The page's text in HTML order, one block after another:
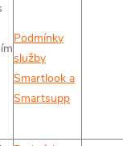
Podmínky
služby
Smartlook a
Smartsupp